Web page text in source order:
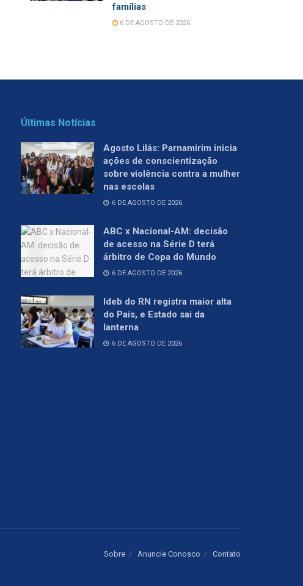
famílias
6 DE AGOSTO DE 2026
Últimas Notícias
Agosto Lilás: Parnamirim inicia
ações de conscientização
sobre violência contra a mulher
nas escolas
6 DE AGOSTO DE 2026
ABC x Nacional-AM: decisão
de acesso na Série D terá
árbitro de Copa do Mundo
6 DE AGOSTO DE 2026
Ideb do RN registra maior alta
do País, e Estado sai da
lanterna
6 DE AGOSTO DE 2026
Sobre Anuncie Conosco Contato